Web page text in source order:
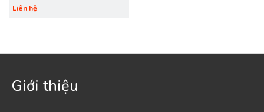
Liên hệ
Giới thiệu
-----------------------------------------